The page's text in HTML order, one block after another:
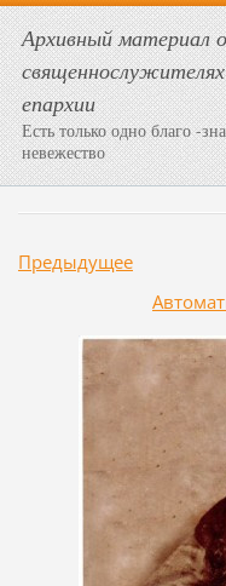
Архивный материал о
епархии
Есть только одно благо -
невежество
Предыдущее